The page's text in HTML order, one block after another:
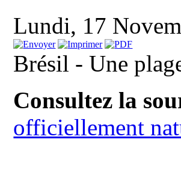
Lundi, 17
Brésil - Une
Consultez la
officiellement